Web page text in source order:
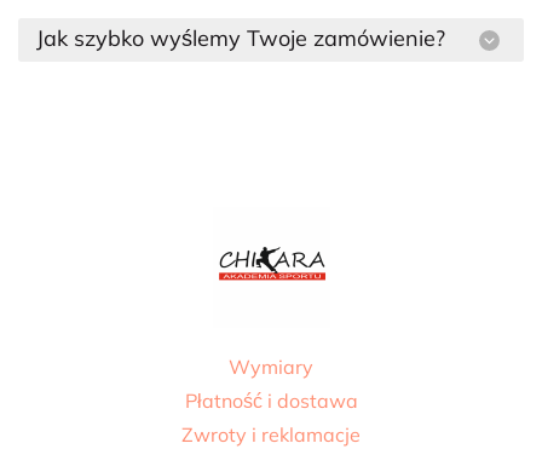
Jak szybko wyślemy Twoje zamówienie?
Wymiary
Płatność i dostawa
Zwroty i reklamacje